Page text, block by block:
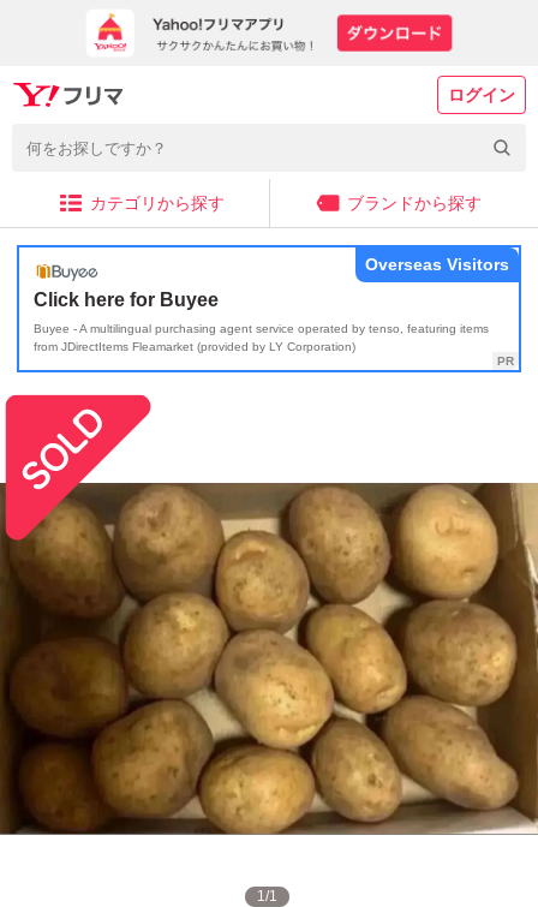
ログイン
カテゴリから探す ブランドから探す
Click here for Buyee
Buyee - A multilingual purchasing agent service operated by tenso, featuring items
from JDirectItems Fleamarket (provided by LY Corporation)
Overseas Visitors
1/1